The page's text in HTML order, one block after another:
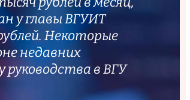
у главы ВГУИТ
Некоторые
недавних
руководства в ВГУ